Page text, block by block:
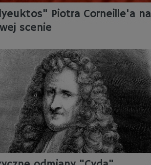
Piotra Corneille'a na
scenie